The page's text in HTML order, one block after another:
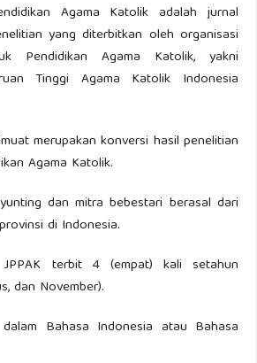
Agama Katolik adalah jurnal
yang diterbitkan oleh organisasi
Pendidikan Agama Katolik, yakni
Tinggi Agama Katolik Indonesia
merupakan konversi hasil penelitian
Agama Katolik.
dan mitra bebestari berasal dari
di Indonesia.
terbit 4 (empat) kali setahun
dan November).
Bahasa Indonesia atau Bahasa